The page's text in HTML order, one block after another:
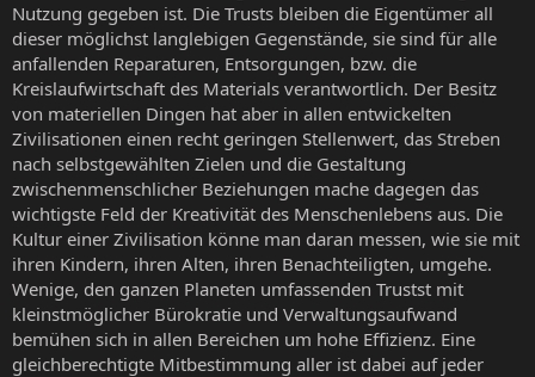
Nutzung gegeben ist. Die Trusts bleiben die Eigentümer all
dieser möglichst langlebigen Gegenstände, sie sind für alle
anfallenden Reparaturen, Entsorgungen, bzw. die
Kreislaufwirtschaft des Materials verantwortlich. Der Besitz
von materiellen Dingen hat aber in allen entwickelten
Zivilisationen einen recht geringen Stellenwert, das Streben
nach selbstgewählten Zielen und die Gestaltung
zwischenmenschlicher Beziehungen mache dagegen das
wichtigste Feld der Kreativität des Menschenlebens aus. Die
Kultur einer Zivilisation könne man daran messen, wie sie mit
ihren Kindern, ihren Alten, ihren Benachteiligten, umgehe.
Wenige, den ganzen Planeten umfassenden Trustst mit
kleinstmöglicher Bürokratie und Verwaltungsaufwand
bemühen sich in allen Bereichen um hohe Effizienz. Eine
gleichberechtigte Mitbestimmung aller ist dabei auf jeder